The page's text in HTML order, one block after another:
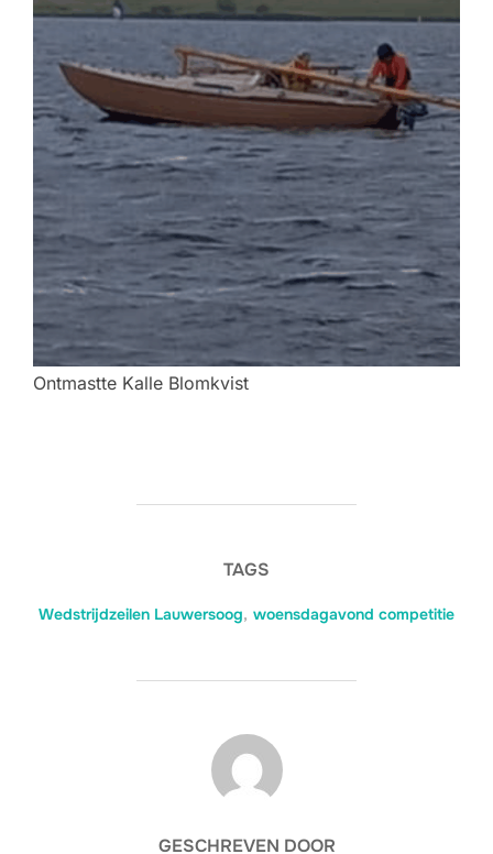
Ontmastte Kalle Blomkvist
TAGS
Wedstrijdzeilen Lauwersoog, woensdagavond competitie
BERICHTAUTEUR
GESCHREVEN DOOR